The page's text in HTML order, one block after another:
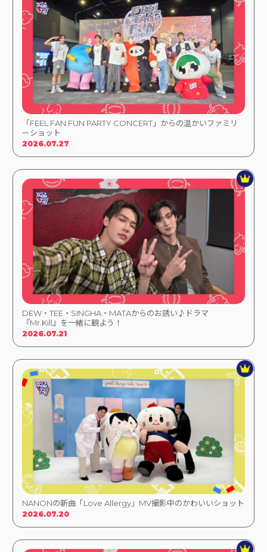
「FEEL FAN FUN PARTY CONCERT」からの温かいファミリ
ーショット
2026.07.27
DEW・TEE・SINGHA・MATAからのお誘い♪ドラマ
『Mr.Kill』を一緒に観よう！
2026.07.21
NANONの新曲「Love Allergy」MV撮影中のかわいいショット
2026.07.20